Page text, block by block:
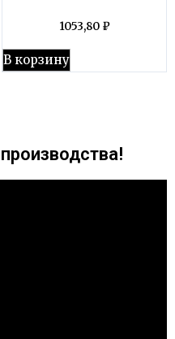
1053,80 ₽
В корзину